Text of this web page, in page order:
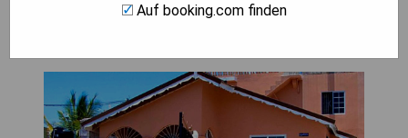
Auf booking.com finden